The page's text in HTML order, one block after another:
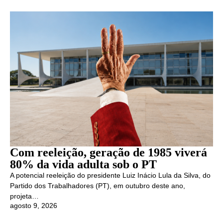
Com reeleição, geração de 1985 viverá
80% da vida adulta sob o PT
A potencial reeleição do presidente Luiz Inácio Lula da Silva, do
Partido dos Trabalhadores (PT), em outubro deste ano,
projeta…
agosto 9, 2026